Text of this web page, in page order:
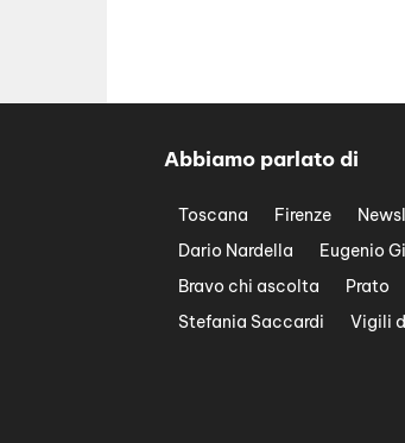
Abbiamo parlato di
Toscana Firenze
Dario Nardella
Eugenio
Bravo chi ascolta
Prato
Stefania Saccardi
Vigili